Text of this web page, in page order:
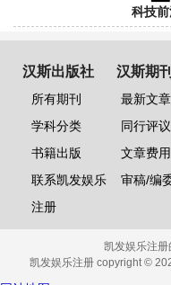
科技
汉斯出版社
所有期刊
学科分类
书籍出版
联系凯发娱乐
注册
汉斯期刊
最新文章
同行评议
文章费用
审稿/编
凯发娱乐注册
凯发娱乐注册 copyright ©